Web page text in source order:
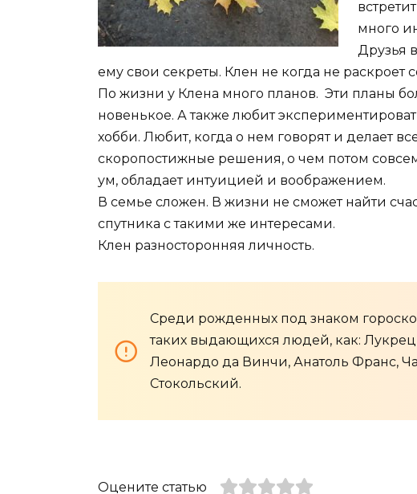
много
Друзья
ему свои секреты. Клен не когда не раскроет
По жизни у Клена много планов. Эти планы
новенькое. А также любит
хобби. Любит, когда о нем говорят и делает
скоропостижные решения, о чем потом
ум, обладает интуицией и воображением.
В семье сложен. В жизни не сможет найти
спутника с такими же интересами.
Клен разносторонняя личность.
Среди рожденных под знаком
таких выдающихся людей, как:
Леонардо да Винчи, Анатоль Франс,
Стокольский.
Оцените статью